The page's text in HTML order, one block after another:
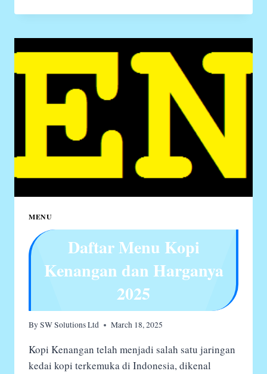
STARBUCKS
MENU
Daftar Menu Kopi
Kenangan dan Harganya
2025
BySW Solutions Ltd March 18, 2025
Kopi Kenangan telah menjadi salah satu jaringan
kedai kopi terkemuka di Indonesia, dikenal